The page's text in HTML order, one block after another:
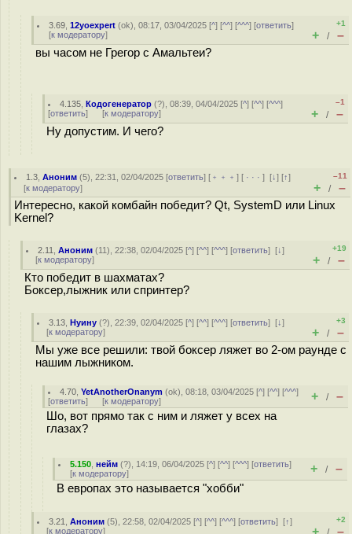
3.69 ,12yoexpert (ok), 08:17, 03/04/2025 [^] [^^] [^^^] [ответить]
[к модератору]
+1
+ / –
вы часом не Грегор с Амальтеи?
4.135 ,Кодогенератор (?), 08:39, 04/04/2025 [^] [^^] [^^^]
[ответить] [к модератору]
–1
+ / –
Ну допустим. И чего?
1.3 ,Аноним (5), 22:31, 02/04/2025 [ответить] [ ﹢﹢﹢] [ · · ·][↓] [↑]
[к модератору]
–11
+ / –
Интересно, какой комбайн победит? Qt, SystemD или Linux
Kernel?
2.11 ,Аноним (11), 22:38, 02/04/2025 [^] [^^] [^^^] [ответить][↓]
[к модератору]
+19
+ / –
Кто победит в шахматах?
Боксер,лыжник или спринтер?
3.13 ,Нуину (?), 22:39, 02/04/2025 [^] [^^] [^^^] [ответить][↓]
[к модератору]
+3
+ / –
Мы уже все решили: твой боксер ляжет во 2-ом раунде с
нашим лыжником.
4.70 ,YetAnotherOnanym (ok), 08:18, 03/04/2025 [^] [^^] [^^^]
[ответить] [к модератору] + / –
Шо, вот прямо так с ним и ляжет у всех на
глазах?
5.150 ,нейм (?), 14:19, 06/04/2025 [^] [^^] [^^^] [ответить]
[к модератору] + / –
В европах это называется "хобби"
3.21 ,Аноним (5), 22:58, 02/04/2025 [^] [^^] [^^^] [ответить][↑]
[к модератору]
+2
+ –